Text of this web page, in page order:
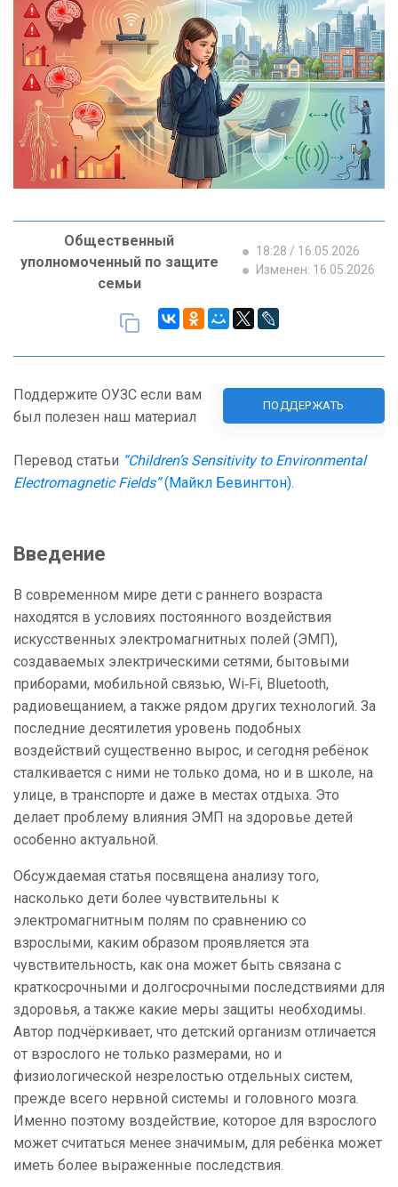
Общественный
уполномоченный по защите
семьи
18:28 / 16.05.2026
Изменен: 16.05.2026
Поддержите ОУЗС если вам
был полезен наш материал
ПОДДЕРЖАТЬ
Перевод статьи “Children’s Sensitivity to Environmental
Electromagnetic Fields”(Майкл Бевингтон).
Введение
В современном мире дети с раннего возраста
находятся в условиях постоянного воздействия
искусственных электромагнитных полей (ЭМП),
создаваемых электрическими сетями, бытовыми
приборами, мобильной связью, Wi‑Fi, Bluetooth,
радиовещанием, а также рядом других технологий. За
последние десятилетия уровень подобных
воздействий существенно вырос, и сегодня ребёнок
сталкивается с ними не только дома, но и в школе, на
улице, в транспорте и даже в местах отдыха. Это
делает проблему влияния ЭМП на здоровье детей
особенно актуальной.
Обсуждаемая статья посвящена анализу того,
насколько дети более чувствительны к
электромагнитным полям по сравнению со
взрослыми, каким образом проявляется эта
чувствительность, как она может быть связана с
краткосрочными и долгосрочными последствиями для
здоровья, а также какие меры защиты необходимы.
Автор подчёркивает, что детский организм отличается
от взрослого не только размерами, но и
физиологической незрелостью отдельных систем,
прежде всего нервной системы и головного мозга.
Именно поэтому воздействие, которое для взрослого
может считаться менее значимым, для ребёнка может
иметь более выраженные последствия.